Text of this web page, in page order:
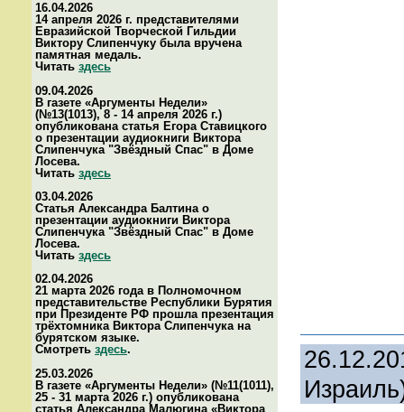
16.04.2026
14 апреля 2026 г. представителями
Евразийской Творческой Гильдии
Виктору Слипенчуку была вручена
памятная медаль.
Читать здесь
09.04.2026
В газете «Аргументы Недели»
(№13(1013), 8 - 14 апреля 2026 г.)
опубликована статья Егора Ставицкого
о презентации аудиокниги Виктора
Слипенчука "Звёздный Спас" в Доме
Лосева.
Читать здесь
03.04.2026
Статья Александра Балтина о
презентации аудиокниги Виктора
Слипенчука "Звёздный Спас" в Доме
Лосева.
Читать здесь
02.04.2026
21 марта 2026 года в Полномочном
представительстве Республики Бурятия
при Президенте РФ прошла презентация
трёхтомника Виктора Слипенчука на
бурятском языке.
Смотреть здесь.
25.03.2026
В газете «Аргументы Недели» (№11(1011),
25 - 31 марта 2026 г.) опубликована
статья Александра Малюгина «Виктора